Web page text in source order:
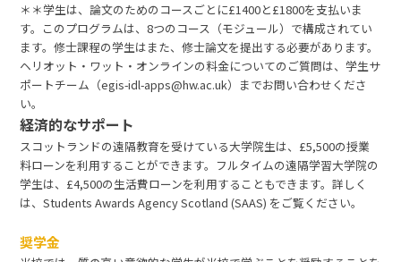
＊＊学生は、論文のためのコースごとに£1400と£1800を支払いま
す。このプログラムは、8つのコース（モジュール）で構成されてい
ます。修士課程の学生はまた、修士論文を提出する必要があります。
ヘリオット・ワット・オンラインの料金についてのご質問は、学生サ
ポートチーム（egis-idl-apps@hw.ac.uk）までお問い合わせくださ
い。
経済的なサポート
スコットランドの遠隔教育を受けている大学院生は、£5,500の授業
料ローンを利用することができます。フルタイムの遠隔学習大学院の
学生は、£4,500の生活費ローンを利用することもできます。詳しく
は、Students Awards Agency Scotland (SAAS) をご覧ください。
奨学金